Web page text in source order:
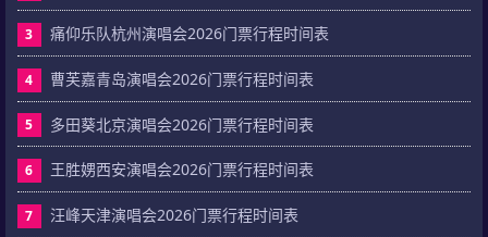
3 痛仰乐队杭州演唱会2026门票行程时间表
4 曹芙嘉青岛演唱会2026门票行程时间表
5 多田葵北京演唱会2026门票行程时间表
6 王胜娚西安演唱会2026门票行程时间表
7 汪峰天津演唱会2026门票行程时间表